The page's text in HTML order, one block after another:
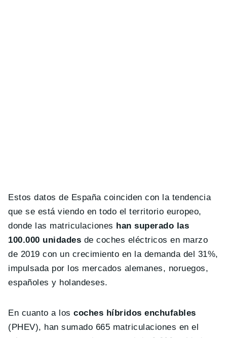
Estos datos de España coinciden con la tendencia
que se está viendo en todo el territorio europeo,
donde las matriculaciones han superado las
100.000 unidades de coches eléctricos en marzo
de 2019 con un crecimiento en la demanda del 31%,
impulsada por los mercados alemanes, noruegos,
españoles y holandeses.
En cuanto a loscoches híbridos enchufables
(PHEV), han sumado 665 matriculaciones en el